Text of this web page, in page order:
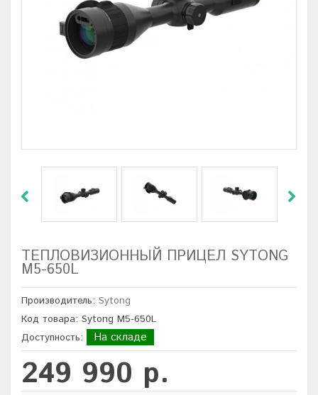
ТЕПЛОВИЗИОННЫЙ ПРИЦЕЛ SYTONG
M5-650L
Производитель: Sytong
Код товара: Sytong M5-650L
Доступность:
На складе
249 990 р.